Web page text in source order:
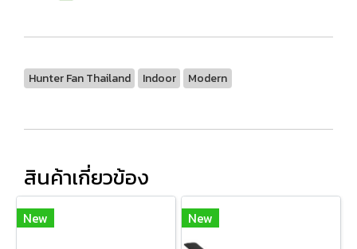
Hunter Fan Thailand Indoor Modern
สินค้าเกี่ยวข้อง
New New